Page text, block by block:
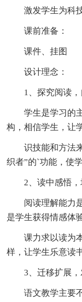
激发学生为科技
课前准备：
课件、挂图
设计理念：
1、探究阅读，
学生是学习的主
构，相信学生，让
识技能和方法来
织者”的`功能，使
2、读中感悟，
阅读理解能力是
是学生获得情感体
课力求以读为本
样，让学生乐意读
3、迁移扩展，
语文教学主要不